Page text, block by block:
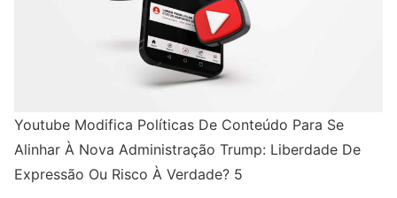
Youtube Modifica Políticas De Conteúdo Para Se
Alinhar À Nova Administração Trump: Liberdade De
Expressão Ou Risco À Verdade? 5